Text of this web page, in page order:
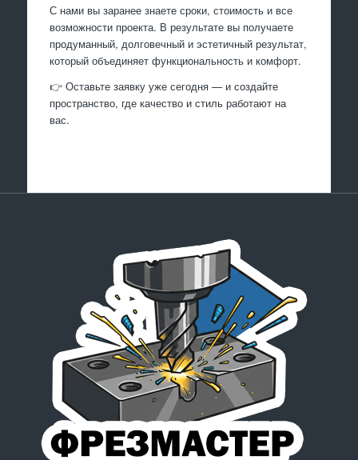
С нами вы заранее знаете сроки, стоимость и все
возможности проекта. В результате вы получаете
продуманный, долговечный и эстетичный результат,
который объединяет функциональность и комфорт.
👉 Оставьте заявку уже сегодня — и создайте
пространство, где качество и стиль работают на
вас.